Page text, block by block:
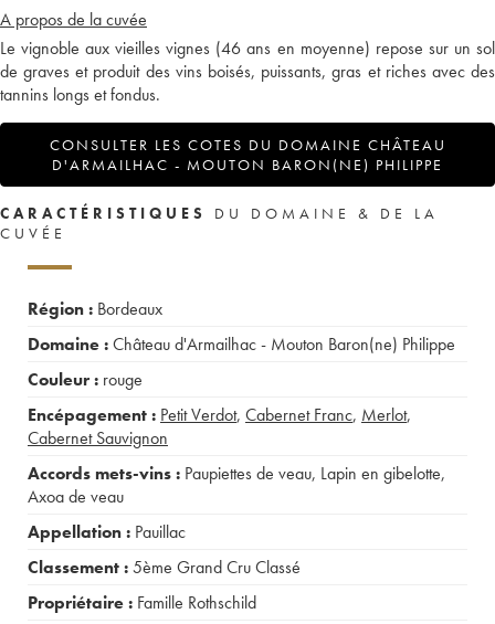
A propos de la cuvée
Le vignoble aux vieilles vignes (46 ans en moyenne) repose sur un sol
de graves et produit des vins boisés, puissants, gras et riches avec des
tannins longs et fondus.
CONSULTER LES COTES DU DOMAINE CHÂTEAU
D'ARMAILHAC - MOUTON BARON(NE) PHILIPPE
CARACTÉRISTIQUES
DU DOMAINE & DE LA
CUVÉE
Région : Bordeaux
Domaine :Château d'Armailhac - Mouton Baron(ne) Philippe
Couleur : rouge
Encépagement : Petit Verdot, Cabernet Franc, Merlot,
Cabernet Sauvignon
Accords mets-vins : Paupiettes de veau, Lapin en gibelotte,
Axoa de veau
Appellation : Pauillac
Classement :5ème Grand Cru Classé
Propriétaire : Famille Rothschild